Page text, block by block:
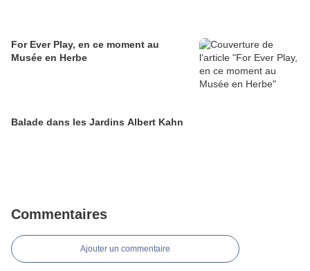
For Ever Play, en ce moment au
Musée en Herbe
Balade dans les Jardins Albert Kahn
Commentaires
Ajouter un commentaire